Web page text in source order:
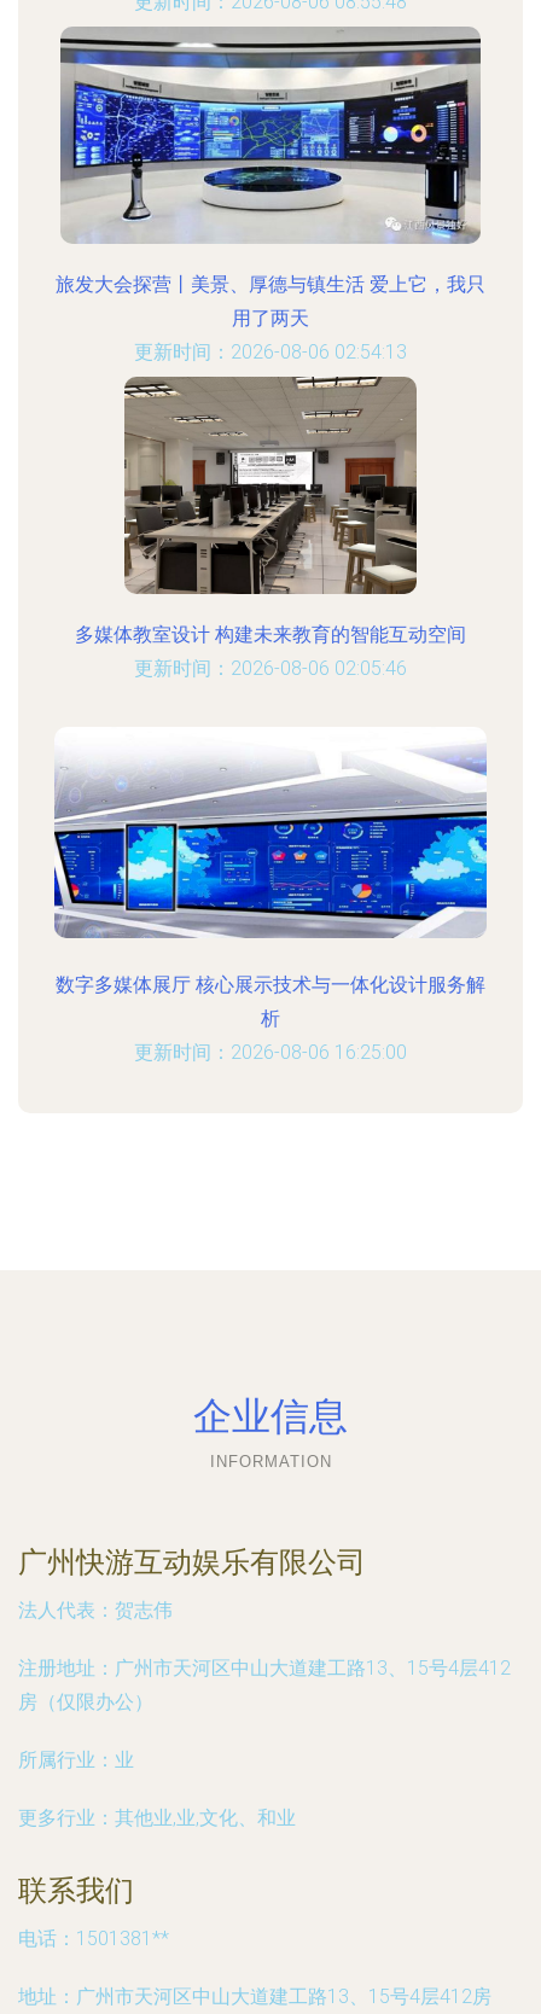
旅发大会探营丨美景、厚德与镇生活 爱上它，我只
用了两天
更新时间：2026-08-06 02:54:13
多媒体教室设计 构建未来教育的智能互动空间
更新时间：2026-08-06 02:05:46
数字多媒体展厅 核心展示技术与一体化设计服务解
析
更新时间：2026-08-06 16:25:00
企业信息
INFORMATION
广州快游互动娱乐有限公司
法人代表： 贺志伟
注册地址： 广州市天河区中山大道建工路13、15号4层412
房（仅限办公）
所属行业： 业
更多行业： 其他业,业,文化、和业
联系我们
电话：1501381**
地址：广州市天河区中山大道建工路13、15号4层412房